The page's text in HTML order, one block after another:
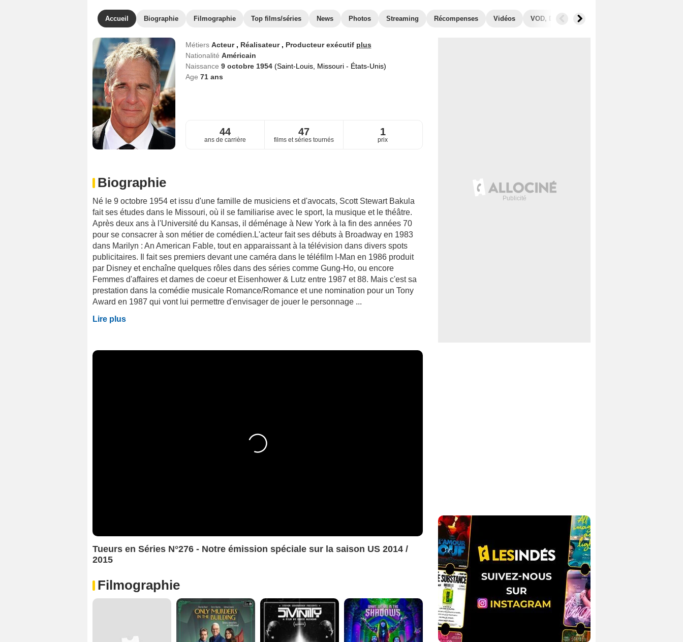
Accueil Biographie Filmographie Top films/séries News Photos Streaming Récompenses Vidéos VOD, DVD
Métiers Acteur , Réalisateur , Producteur exécutif plus
Nationalité Américain
Naissance 9 octobre 1954 (Saint-Louis, Missouri - États-Unis)
Age 71ans
44
ans de carrière
47
films et séries tournés
1
prix
Biographie
Né le 9 octobre 1954 et issu d'une famille de musiciens et d'avocats, Scott Stewart Bakula
fait ses études dans le Missouri, où il se familiarise avec le sport, la musique et le théâtre.
Après deux ans à l'Université du Kansas, il déménage à New York à la fin des années 70
pour se consacrer à son métier de comédien.L'acteur fait ses débuts à Broadway en 1983
dans Marilyn : An American Fable, tout en apparaissant à la télévision dans divers spots
publicitaires. Il fait ses premiers devant une caméra dans le téléfilm I-Man en 1986 produit
par Disney et enchaîne quelques rôles dans des séries comme Gung-Ho, ou encore
Femmes d'affaires et dames de coeur et Eisenhower & Lutz entre 1987 et 88. Mais c'est sa
prestation dans la comédie musicale Romance/Romance et une nomination pour un Tony
Award en 1987 qui vont lui permettre d'envisager de jouer le personnage ...
Lire plus
Tueurs en Séries N°276 - Notre émission spéciale sur la saison US 2014 /
2015
Filmographie